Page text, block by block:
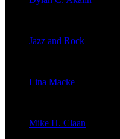
Jazz and Rock
Lina Macke
Mike H. Claan